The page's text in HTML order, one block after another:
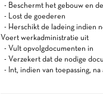
- Beschermt het gebouw en
- Lost de goederen
- Herschikt de ladeing indien
Voert werkadministratie uit
- Vult opvolgdocumenten in
- Verzekert dat de nodige
- Int, indien van toepassing,